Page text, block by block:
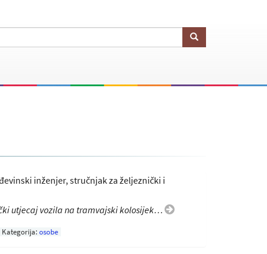
inženjer, stručnjak za željeznički i
utjecaj vozila na tramvajski kolosijek…
Kategorija:osobe